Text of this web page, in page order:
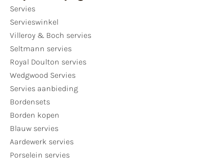
Servies
Servieswinkel
Villeroy & Boch servies
Seltmann servies
Royal Doulton servies
Wedgwood Servies
Servies aanbieding
Bordensets
Borden kopen
Blauw servies
Aardewerk servies
Porselein servies